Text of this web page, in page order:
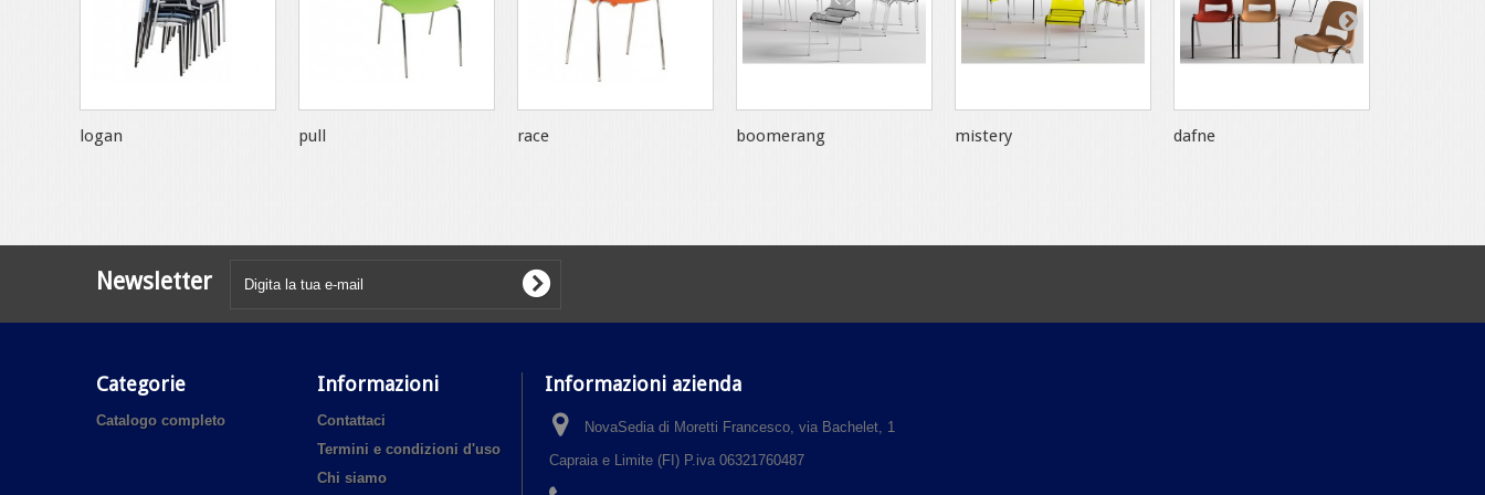
logan pull race boomerang mistery dafne
Newsletter
Categorie
Catalogo completo
Informazioni
Contattaci
Termini e condizioni d'uso
Chi siamo
Informazioni azienda
NovaSedia di Moretti Francesco, via Bachelet, 1
Capraia e Limite (FI) P.iva 06321760487